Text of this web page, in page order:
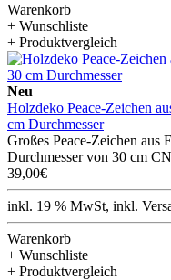
Warenkorb
+ Wunschliste
+ Produktvergleich
Neu
Holzdeko Peace-Zeichen
cm Durchmesser
Großes Peace-Zeichen aus
Durchmesser von 30 cm
39,00€
inkl. 19 % MwSt, inkl.
Warenkorb
+ Wunschliste
+ Produktvergleich